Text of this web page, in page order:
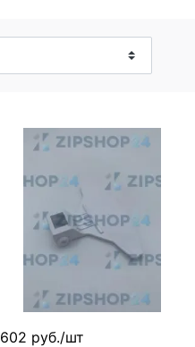
602 руб./шт